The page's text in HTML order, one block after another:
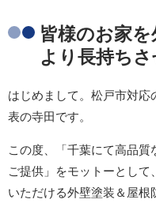
皆様のお家
より長持ち
はじめまして。松戸市対
表の寺田です。
この度、「千葉にて高品
ご提供」をモットーとし
いただける外壁塗装＆屋根